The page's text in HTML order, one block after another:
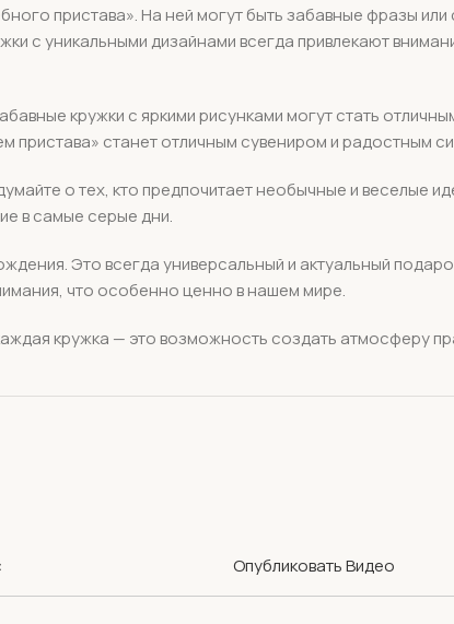
пристава». На ней могут быть забавные фразы
с уникальными дизайнами всегда привлекают
кружки с яркими рисунками могут стать
станет отличным сувениром и радостным
о тех, кто предпочитает необычные и
в самые серые дни.
Это всегда универсальный и актуальный
что особенно ценно в нашем мире.
кружка — это возможность создать атмосферу
Опубликовать Видео